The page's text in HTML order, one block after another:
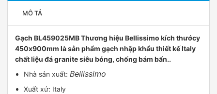
MÔ TẢ
Gạch BL459025MB Thương hiệu Bellissimo kích thướcy
450x900mm là sản phẩm gạch nhập khẩu thiết kế Italy
chất liệu đá granite siêu bóng, chống bám bẩn..
Nhà sản xuất: Bellissimo
Xuất xứ: Italy